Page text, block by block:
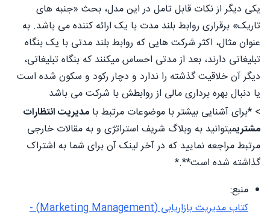
یکی دیگر از نکات قابل تامل در این مدل، بحث «جنبه های
تاریک» برقراری روابط بلند مدت با یک ارائه کننده می باشد. به
عنوان مثال، اکثر شرکت هایی که روابط بلند مدتی با یک بنگاه
تبلیغاتی دارند، بعد از مدتی احساس میکنند که بنگاه تبلیغاتی،
دیگر آن خلاقیت گذشته را ندارد و دچار رکود و سکون شده است
یا دنبال بهره برداری مالی از روابطش با شرکت می باشد
> *برای آشنایی بیشتر با موضوعات مرتبط با مدیریت انتظارات
مشتریمیتوانید به وبلاگ شریف استراتژی و به مقالات خارجی
مرتبط مراجعه نمایید که در آخر لینک آن برای شما به اشتراک
گذاشته شده است**.*
منبع:
کتاب مدیریت بازاریابی (Marketing Management) -